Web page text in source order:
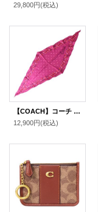
29,800円(税込)
【COACH】コーチ シルク フローラル 花柄 フラワー ロゴ ドット 蝶 ダイヤモンド スカーフ ストール ダークフューシャ（日本未発売）
12,900円(税込)